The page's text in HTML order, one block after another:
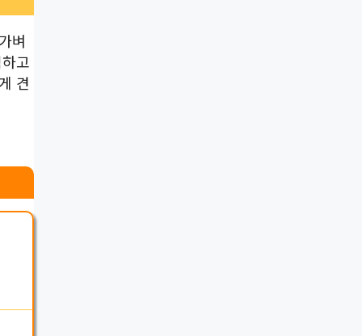
벼
고
견